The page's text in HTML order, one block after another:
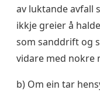
av luktande avfall
ikkje greier å
som sanddrift og
vidare med nokre
b) Om ein tar